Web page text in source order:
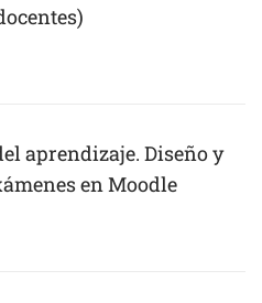
aprendizaje. Diseño y
en Moodle